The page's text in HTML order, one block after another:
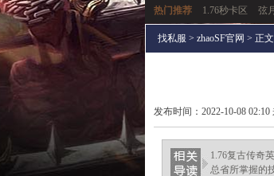
热门推荐
1.76秒卡区 弦
找私服 > zhaoSF官网 > 正文
发布时间：2022-10-08 02:10
ellingsenfort.com
1.76复古传奇
总省所掌握的